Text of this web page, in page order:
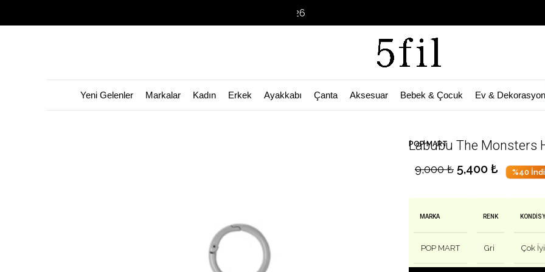
Yeni Gelenler Markalar Kadın Erkek Ayakkabı Çanta Aksesuar Bebek & Çocuk Ev & Dekorasyon
POP MART
Labubu The Monsters
9,000₺ 5,400 ₺ %40
MARKA
POP MART
RENK
Gri Çok İyi